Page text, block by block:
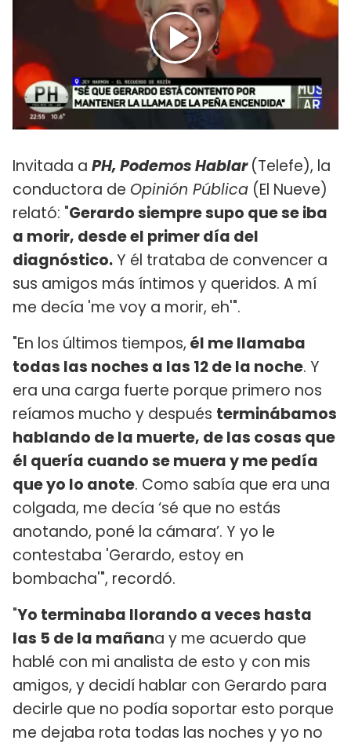
Invitada a PH, Podemos Hablar(Telefe), la
conductora de Opinión Pública (El Nueve)
relató: "Gerardo siempre supo que se iba
a morir, desde el primer día del
diagnóstico.Y él trataba de convencer a
sus amigos más íntimos y queridos. A mí
me decía 'me voy a morir, eh'".
"En los últimos tiempos, él me llamaba
todas las noches a las 12 de la noche. Y
era una carga fuerte porque primero nos
reíamos mucho y después terminábamos
hablando de la muerte, de las cosas que
él quería cuando se muera y me pedía
que yo lo anote. Como sabía que era una
colgada, me decía ‘sé que no estás
anotando, poné la cámara’. Y yo le
contestaba 'Gerardo, estoy en
bombacha'", recordó.
"Yo terminaba llorando a veces hasta
las 5 de la mañana y me acuerdo que
hablé con mi analista de esto y con mis
amigos, y decidí hablar con Gerardo para
decirle que no podía soportar esto porque
me dejaba rota todas las noches y yo no